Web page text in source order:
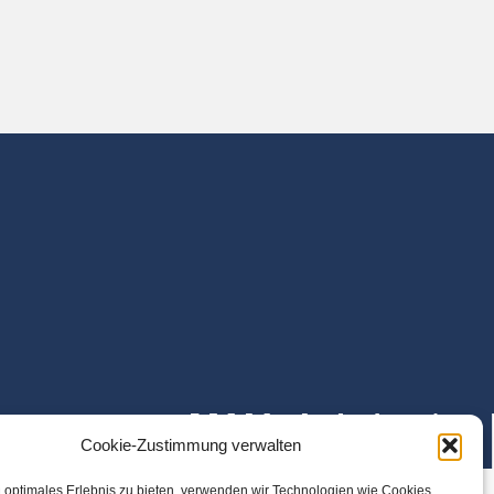
Cookie-Zustimmung verwalten
optimales Erlebnis zu bieten, verwenden wir Technologien wie Cookies,